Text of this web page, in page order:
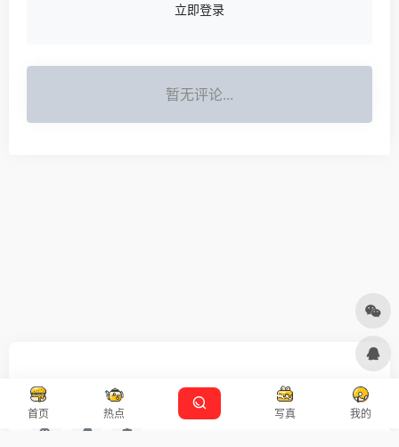
立即登录
暂无评论...
首页 热点 写真 我的
友链申请 免责声明 广告合作 设计师导航